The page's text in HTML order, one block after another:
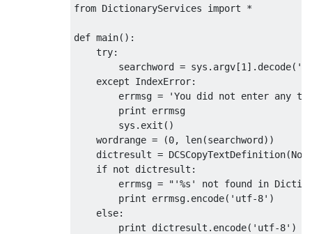
from DictionaryServices import *
def main():
    try:
searchword =
    except IndexError:
errmsg = 'You did not enter any
        print errmsg
        sys.exit()
    wordrange = (0, len(searchword))
dictresult =
    if not dictresult:
errmsg = "'%s' not found in
        print errmsg.encode('utf-8')
    else:
        print dictresult.encode('utf-8')